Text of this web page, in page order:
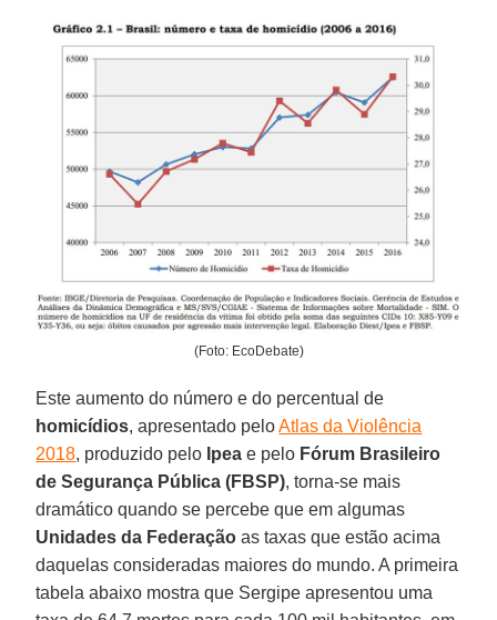
(Foto: EcoDebate)
Este aumento do número e do percentual de
homicídios, apresentado peloAtlas da Violência
2018, produzido pelo Ipea e pelo Fórum Brasileiro
de Segurança Pública (FBSP), torna-se mais
dramático quando se percebe que em algumas
Unidades da Federação as taxas que estão acima
daquelas consideradas maiores do mundo. A primeira
tabela abaixo mostra que Sergipe apresentou uma